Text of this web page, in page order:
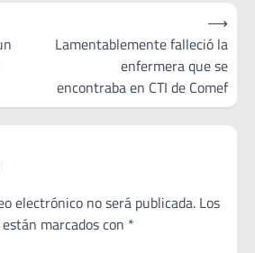
Lamentablemente falleció la
enfermera que se
encontraba en CTI de Comef
⟶
electrónico no será publicada. Los
marcados con *